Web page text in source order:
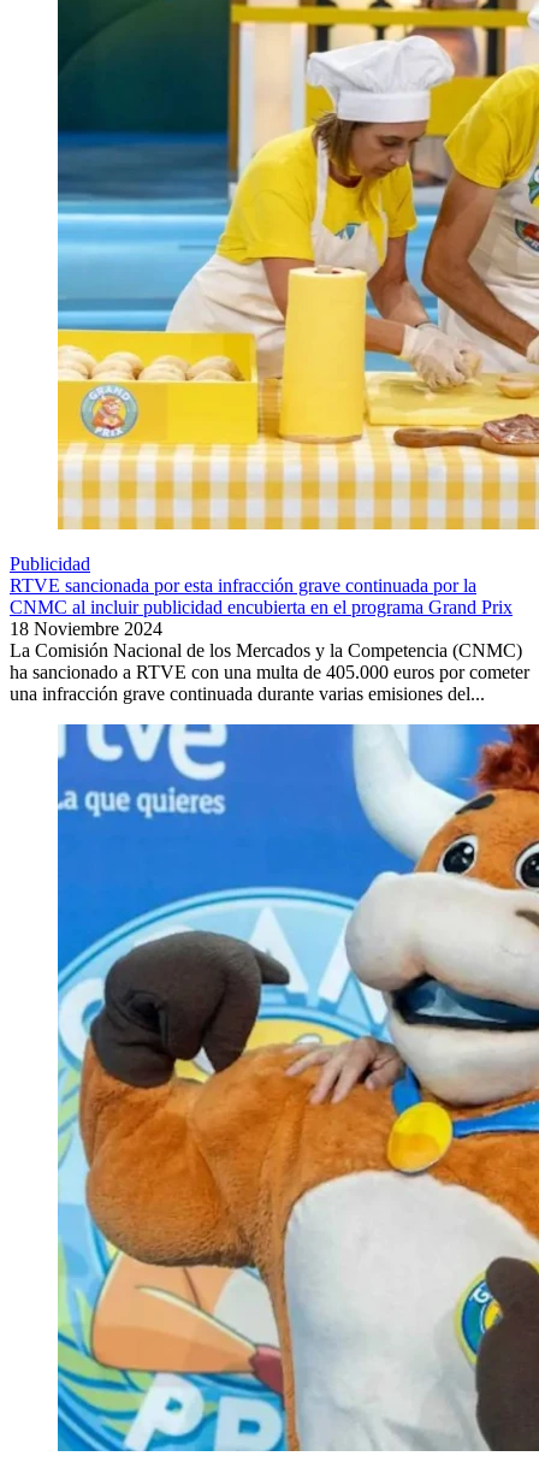
Publicidad
RTVE sancionada por esta infracción grave continuada por la
CNMC al incluir publicidad encubierta en el programa Grand Prix
18 Noviembre 2024
La Comisión Nacional de los Mercados y la Competencia (CNMC)
ha sancionado a RTVE con una multa de 405.000 euros por cometer
una infracción grave continuada durante varias emisiones del...